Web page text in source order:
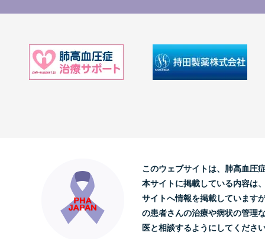
このウェブサイトは、肺高血圧
本サイトに掲載している内容は
サイトへ情報を掲載しています
の患者さんの治療や病状の管理
医と相談するようにしてくださ